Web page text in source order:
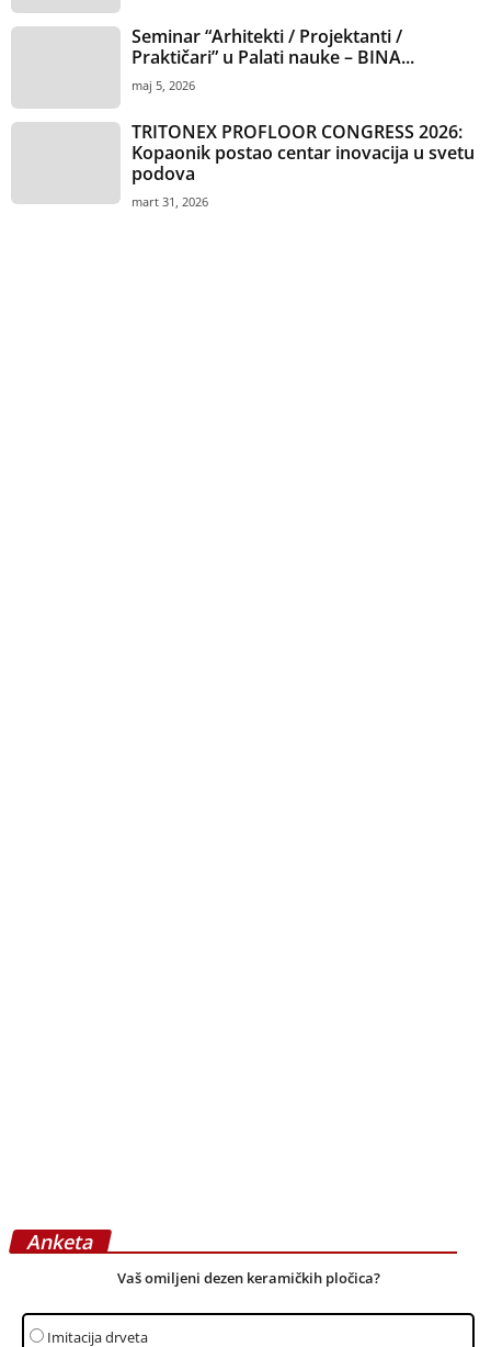
Seminar “Arhitekti / Projektanti /
Praktičari” u Palati nauke – BINA...
maj 5, 2026
TRITONEX PROFLOOR CONGRESS 2026:
Kopaonik postao centar inovacija u svetu
podova
mart 31, 2026
Zlatna pravila održavanja tepiha
jun 27, 2017